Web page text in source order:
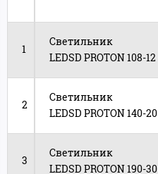
1
Светильник
LEDSD PROTON 108-12
2
Светильник
LEDSD PROTON 140-20
3
Светильник
LEDSD PROTON 190-30